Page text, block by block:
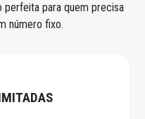
perfeita para quem precisa
número fixo.